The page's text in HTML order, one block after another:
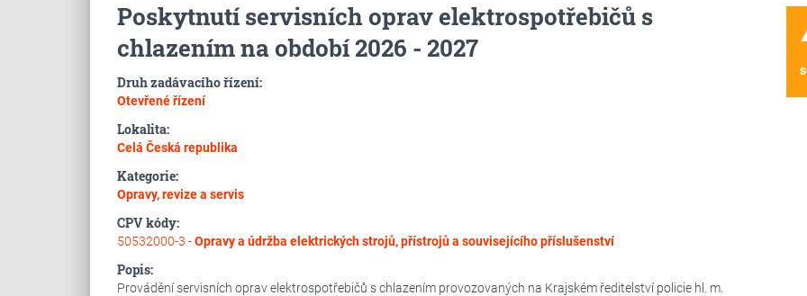
Poskytnutí servisních oprav elektrospotřebičů s
chlazením na období 2026 - 2027
Druh zadávacího řízení:
Otevřené řízení
Lokalita:
Celá Česká republika
Kategorie:
Opravy, revize a servis
CPV kódy:
50532000-3 -Opravy a údržba elektrických strojů, přístrojů a souvisejícího příslušenství
Popis:
Provádění servisních oprav elektrospotřebičů s chlazením provozovaných na Krajském ředitelství policie hl. m.